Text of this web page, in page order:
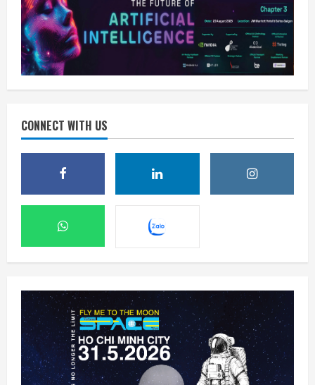
CONNECT WITH US
Phi hành gia NASA đi bộ ngoài không gian
để nâng cấp hệ thống điện ISS